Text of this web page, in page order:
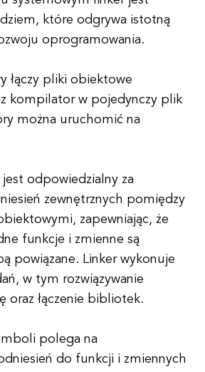
które odgrywa istotną
oprogramowania.
łączy pliki obiektowe
kompilator w pojedynczy plik
można uruchomić na
jest odpowiedzialny za
zewnętrznych pomiędzy
zapewniając, że
funkcje i zmienne są
powiązane. Linker wykonuje
w tym rozwiązywanie
oraz łączenie bibliotek.
polega na
do funkcji i zmiennych